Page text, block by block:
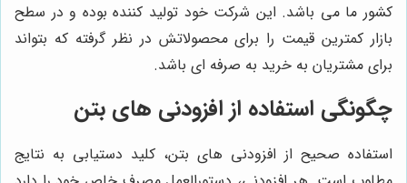
کشور ما می باشد. این شرکت خود تولید کننده بوده و در سطح
بازار کمترین قیمت را برای محصولاتش در نظر گرفته که بتواند
برای مشتریان به خرید به صرفه ای باشد.
چگونگی استفاده از افزودنی های بتن
استفاده صحیح از افزودنی های بتن، کلید دستیابی به نتایج